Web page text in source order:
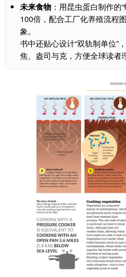
未来食物 ：用昆虫蛋白制作的
100倍，配合工厂化养殖流程
象。
书中还贴心设计“双轨制单位”
焦、盎司与克，方便全球读者